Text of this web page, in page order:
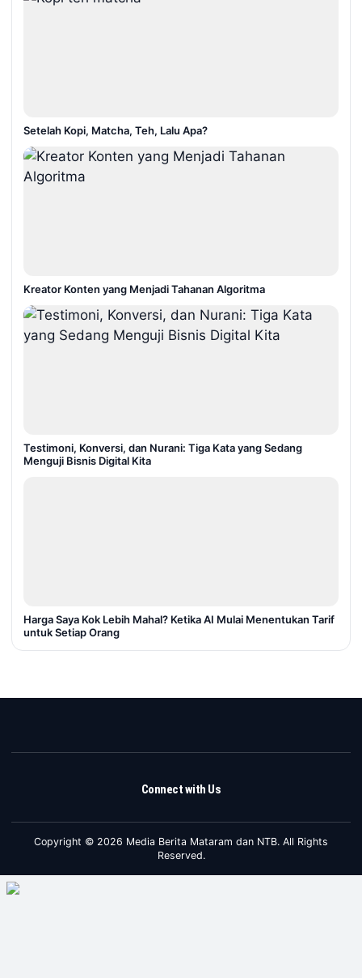
Setelah Kopi, Matcha, Teh, Lalu Apa?
Kreator Konten yang Menjadi Tahanan Algoritma
Testimoni, Konversi, dan Nurani: Tiga Kata yang Sedang
Menguji Bisnis Digital Kita
Harga Saya Kok Lebih Mahal? Ketika AI Mulai Menentukan Tarif
untuk Setiap Orang
Connect with Us
Copyright © 2026 Media Berita Mataram dan NTB. All Rights
Reserved.